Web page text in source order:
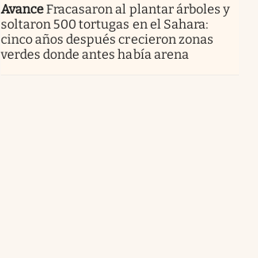
AvanceFracasaron al plantar árboles y
soltaron 500 tortugas en el Sahara:
cinco años después crecieron zonas
verdes donde antes había arena